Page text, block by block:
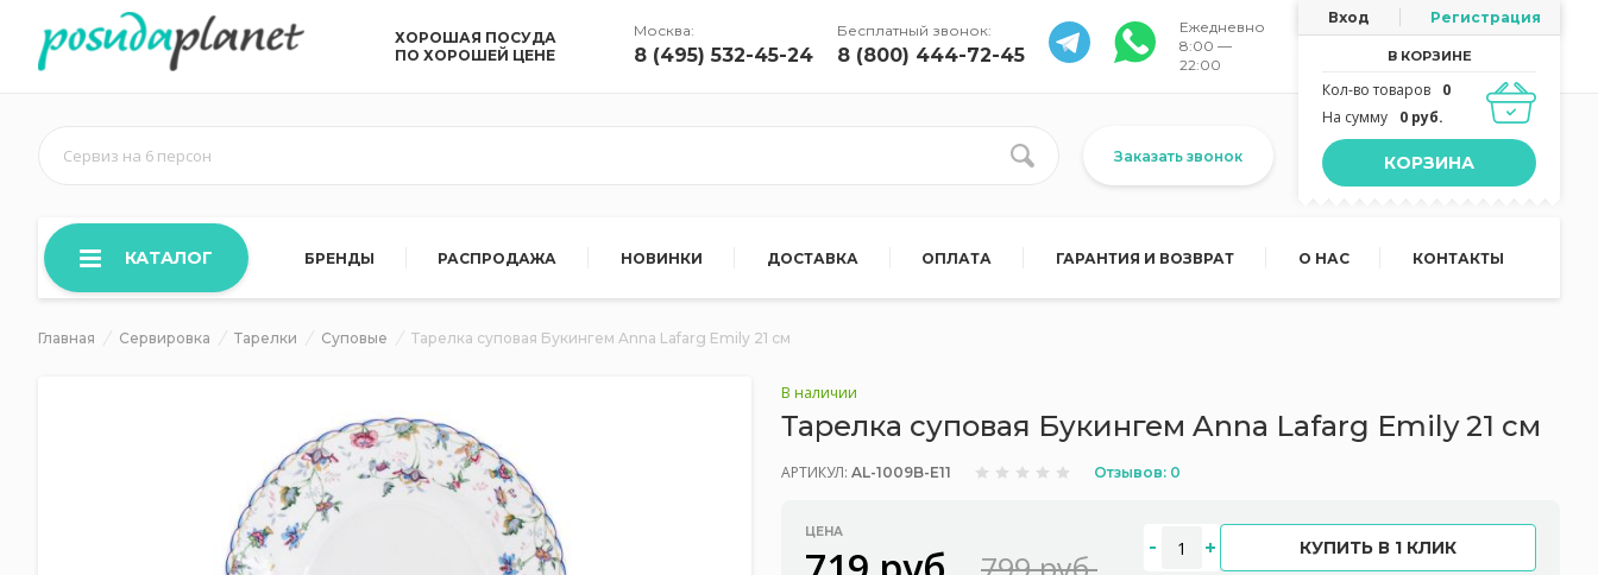
ХОРОШАЯ ПОСУДА
ПО ХОРОШЕЙ ЦЕНЕ
Москва:
8 (495) 532-45-24
Бесплатный звонок:
8 (800) 444-72-45
Ежедневно
8:00 —
22:00
Вход Регистрация
В КОРЗИНЕ
Кол-во товаров
0
На сумму
0 руб.
КОРЗИНА
Сервиз на 6 персон Заказать звонок
КАТАЛОГ БРЕНДЫ РАСПРОДАЖА НОВИНКИ ДОСТАВКА ОПЛАТА ГАРАНТИЯ И ВОЗВРАТ О НАС КОНТАКТЫ
Главная Сервировка Тарелки Суповые Тарелка суповая Букингем Anna Lafarg Emily 21 см
В наличии
Тарелка суповая Букингем Anna Lafarg Emily 21 см
АРТИКУЛ: AL-1009B-E11 Отзывов: 0
ЦЕНА
КУПИТЬ В 1 КЛИК